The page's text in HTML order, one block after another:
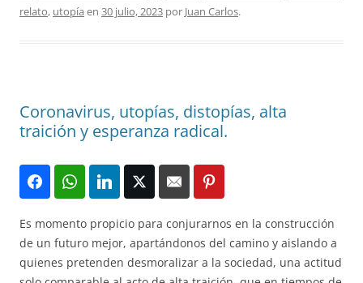
relato, utopía en 30 julio, 2023 por Juan Carlos.
Coronavirus, utopías, distopías, alta
traición y esperanza radical.
Es momento propicio para conjurarnos en la construcción
de un futuro mejor, apartándonos del camino y aislando a
quienes pretenden desmoralizar a la sociedad, una actitud